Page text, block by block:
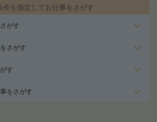
件を指定してお仕事をさがす
がす
さがす
す
をさがす